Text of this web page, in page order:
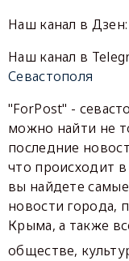
Наш канал в Дзен:
Наш канал в
Севастополя
"ForPost" -
можно найти не
последние
что происходит
вы найдете
новости города,
Крыма, а также
обществе,